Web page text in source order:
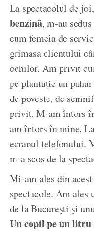
La spectacolul de joi,
benzină, m-au
cum femeia de
grimasa clientului
ochilor. Am privit
pe plantație un
de poveste, de
privit. M-am întors
am întors în mine.
ecranul telefonului.
m-a scos de la
Mi-am ales din
spectacole. Am ales
de la București și
Un copil pe un litru